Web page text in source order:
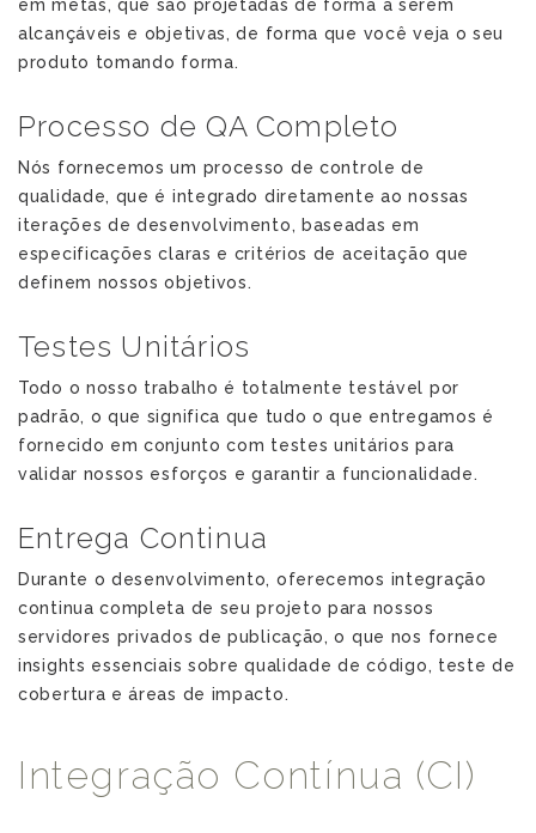
em metas, que são projetadas de forma a serem
alcançáveis e objetivas, de forma que você veja o seu
produto tomando forma.
Processo de QA Completo
Nós fornecemos um processo de controle de
qualidade, que é integrado diretamente ao nossas
iterações de desenvolvimento, baseadas em
especificações claras e critérios de aceitação que
definem nossos objetivos.
Testes Unitários
Todo o nosso trabalho é totalmente testável por
padrão, o que significa que tudo o que entregamos é
fornecido em conjunto com testes unitários para
validar nossos esforços e garantir a funcionalidade.
Entrega Continua
Durante o desenvolvimento, oferecemos integração
continua completa de seu projeto para nossos
servidores privados de publicação, o que nos fornece
insights essenciais sobre qualidade de código, teste de
cobertura e áreas de impacto.
Integração Contínua (CI)